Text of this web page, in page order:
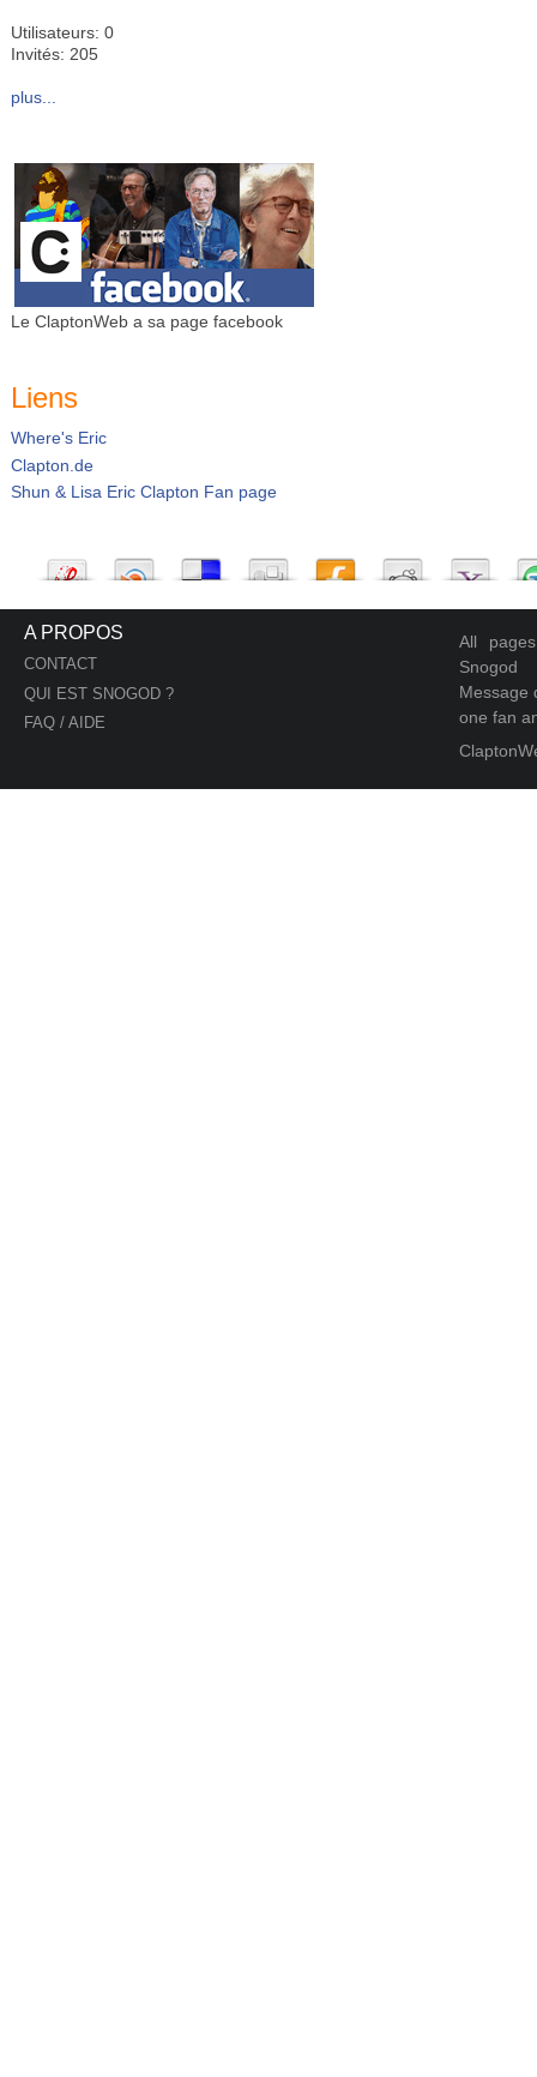
Utilisateurs: 0
Invités: 205
plus...
Le ClaptonWeb a sa page facebook
Liens
Where's Eric
Clapton.de
Shun & Lisa Eric Clapton Fan page
A PROPOS
CONTACT
QUI EST SNOGOD ?
FAQ / AIDE
All
Snogod
Message
one fan